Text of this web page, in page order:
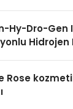
Hy-Dro-Gen
Hidrojen
Rose